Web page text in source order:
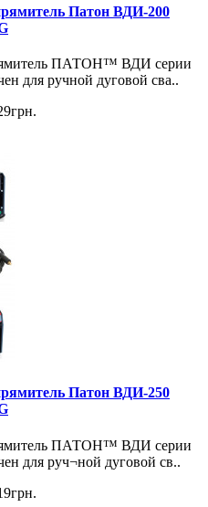
Патон ВДИ-200
ПАТОН™ ВДИ серии
для ручной дуговой сва..
Патон ВДИ-250
ПАТОН™ ВДИ серии
для руч¬ной дуговой св..